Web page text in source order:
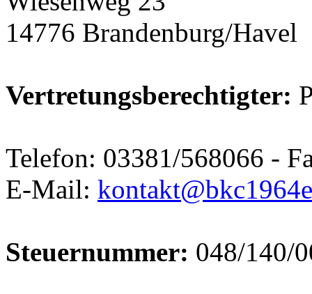
14776 Brandenburg/Havel
Vertretungsberechtigter:
Telefon: 03381/568066 -
E-Mail:
Steuernummer: 048/140/